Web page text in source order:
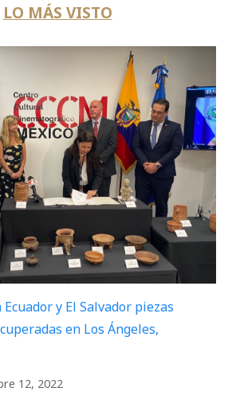
LO MÁS VISTO
y El Salvador piezas
en Los Ángeles,
12, 2022